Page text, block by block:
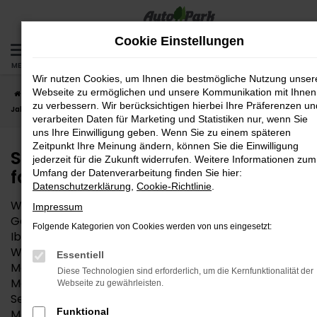
Zum
springen
MENÜ
Startseite Wasserburg Seat Seat Ibiza
Seat Ibiza
Jahreswagen – das fast neue Auto für Wasserburg
Seat Ibiza Jahreswagen – das
fast neue Auto für Wasserburg
Wem die Entscheidung zwischen Neuwagen und
Gebrauchtwagen schwerfällt, findet in einem Seat
Ibiza Jahreswagen die perfekte Mobilitätslösung für
Wasserburg und Umgebung. Angeboten werden
Modelle, die maximal vor zwölf Monaten zum ersten
Mal zugelassen wurden. In vielen Fällen stammen
Seat Ibiza Jahreswagen aus der aktuellen
Cookie Einstellungen
Wir nutzen Cookies, um Ihnen die bestmögliche Nutzung
Webseite zu ermöglichen und unsere Kommunikation mit Ihnen
zu verbessern. Wir berücksichtigen hierbei Ihre Präferenzen
verarbeiten Daten für Marketing und Statistiken nur, wenn Sie
uns Ihre Einwilligung geben. Wenn Sie zu einem späteren
Zeitpunkt Ihre Meinung ändern, können Sie die Einwilligung
jederzeit für die Zukunft widerrufen. Weitere Informationen zum
Umfang der Datenverarbeitung finden Sie hier:
Datenschutzerklärung Cookie-Richtlinie
Impressum
Folgende Kategorien von Cookies werden von uns eingesetzt:
Essentiell
Diese Technologien sind erforderlich, um die Kernfunktionalität der
Webseite zu gewährleisten.
Funktional